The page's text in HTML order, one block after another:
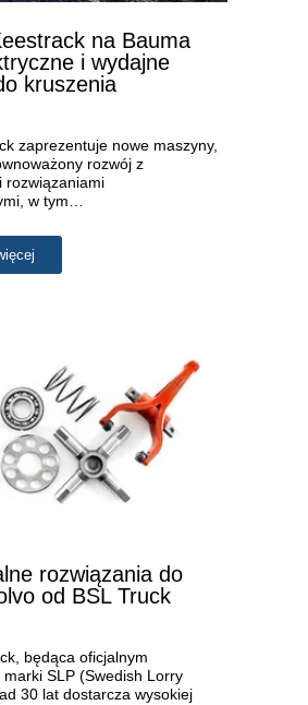
na Bauma
i wydajne
kruszenia
zaprezentuje nowe maszyny,
rozwój z
rozwiązaniami
w tym…
rozwiązania do
od BSL Truck
będąca oficjalnym
SLP (Swedish Lorry
30 lat dostarcza wysokiej